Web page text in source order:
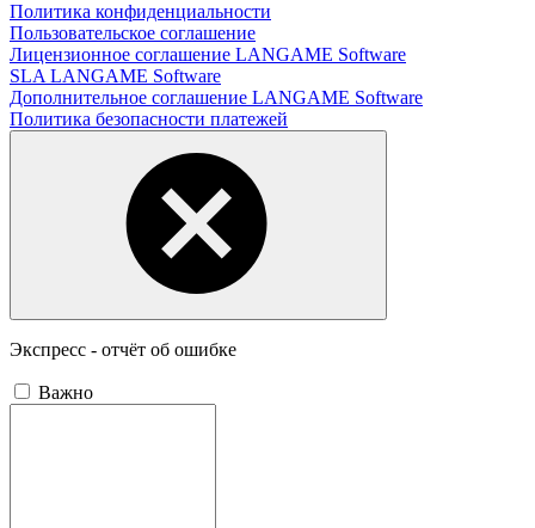
Политика конфиденциальности
Пользовательское соглашение
Лицензионное соглашение LANGAME Software
SLA LANGAME Software
Дополнительное соглашение LANGAME Software
Политика безопасности платежей
Экспресс - отчёт об ошибке
Важно